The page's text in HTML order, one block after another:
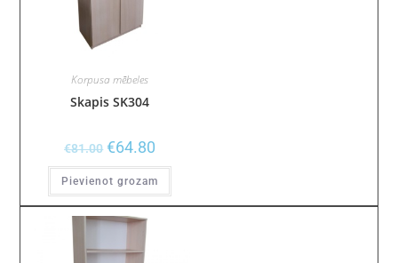
Korpusa mēbeles
Skapis SK304
€81.00 €64.80
Pievienot grozam